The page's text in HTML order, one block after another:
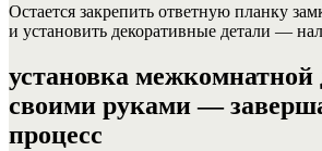
Остается закрепить ответную планку
и установить декоративные детали —
установка межкомнатной
своими руками —
процесс